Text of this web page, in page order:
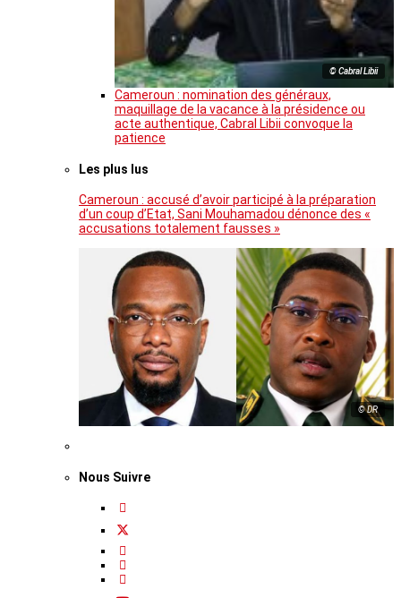
© Cabral Libii
Cameroun : nomination des généraux,
maquillage de la vacance à la présidence ou
acte authentique, Cabral Libii convoque la
patience
Les plus lus
Cameroun : accusé d’avoir participé à la préparation
d’un coup d’Etat, Sani Mouhamadou dénonce des «
accusations totalement fausses »
© DR
Nous Suivre